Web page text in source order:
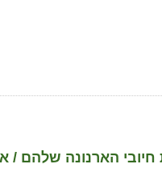
הארנונה שלהם /